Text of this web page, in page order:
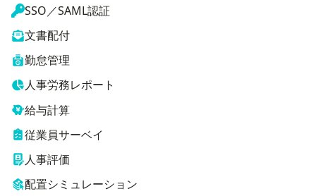
SSO／SAML認証
文書配付
勤怠管理
人事労務レポート
給与計算
従業員サーベイ
人事評価
配置シミュレーション